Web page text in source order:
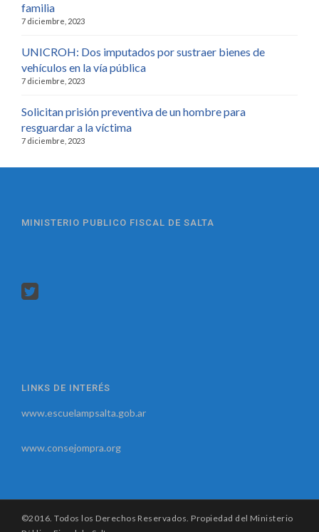
familia
7 diciembre, 2023
UNICROH: Dos imputados por sustraer bienes de
vehículos en la vía pública
7 diciembre, 2023
Solicitan prisión preventiva de un hombre para
resguardar a la víctima
7 diciembre, 2023
MINISTERIO PUBLICO FISCAL DE SALTA
LINKS DE INTERÉS
www.escuelampsalta.gob.ar
www.consejompra.org
©2016. Todos los Derechos Reservados. Propiedad del Ministerio